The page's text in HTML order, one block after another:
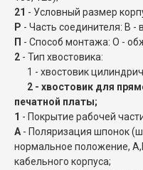
21 - Условный размер
Р - Часть соединителя: В -
П - Способ монтажа: О -
2 - Тип хвостовика:
1 - хвостовик
2 - хвостовик для
печатной платы;
1 - Покрытие рабочей
A - Поляризация шпонок
нормальное положение,
кабельного корпуса;